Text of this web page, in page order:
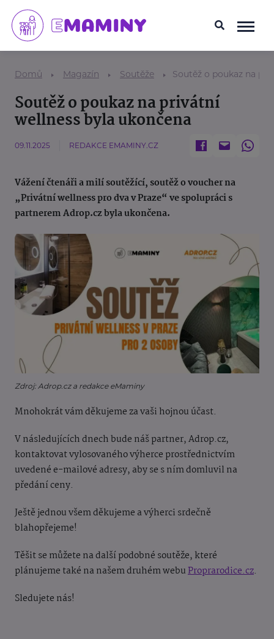
Domů Magazín Soutěže Soutěž o poukaz na
Soutěž o poukaz na privátní
wellness byla ukončena
09.11.2025 REDAKCE EMAMINY.CZ
Vážení čtenáři a milí soutěžící, soutěž o voucher na
„Privátní wellness pro dva v Praze“ ve spolupráci s
partnerem Adrop.cz byla ukončena.
Zdroj: Adrop.cz a redakce eMaminy
Mnohokrát vám děkujeme za vaši hojnou účast.
V následujících dnech bude náš partner, Adrop.cz,
kontaktovat vylosovaného výherce prostřednictvím
uvedené e-mailové adresy, aby se s ním domluvil na
předání ceny.
Ještě jednou všem děkujeme a výherci srdečně
blahopřejeme!
Těšit se můžete na další podobné soutěže, které
plánujeme také na našem druhém webuProprarodice.cz.
Sledujete nás!